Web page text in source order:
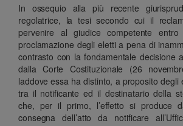
In ossequio alla più recente
regolatrice, la tesi secondo cui il
pervenire al giudice competente
proclamazione degli eletti a pena di
contrasto con la fondamentale decisione
dalla Corte Costituzionale (26
laddove essa ha distinto, a proposito degli
tra il notificante ed il destinatario della
che, per il primo, l’effetto si produce
consegna dell’atto da notificare